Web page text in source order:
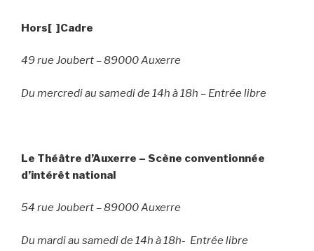
Hors[ ]Cadre
49 rue Joubert – 89000 Auxerre
Du mercredi au samedi de 14h à 18h – Entrée libre
Le Théâtre d’Auxerre – Scène conventionnée
d’intérêt national
54 rue Joubert – 89000 Auxerre
Du mardi au samedi de 14h à 18h- Entrée libre